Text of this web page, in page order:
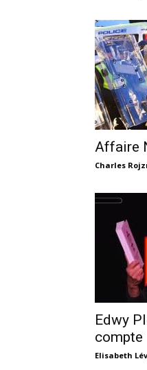
Affaire
Charles
Edwy
compte
Elisabeth